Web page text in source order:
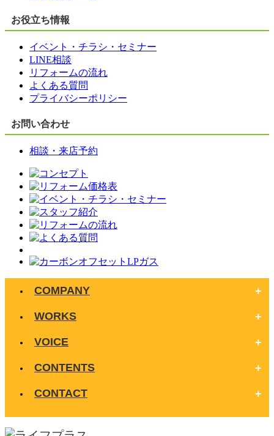
お役立ち情報
イベント・チラシ・セミナー
LINE相談
リフォームの流れ
よくある質問
プライバシーポリシー
お問い合わせ
相談・来店予約
COMPANY
WORKS
VOICE
CONTENTS
CONTACT